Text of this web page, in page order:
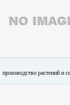
производство растений и